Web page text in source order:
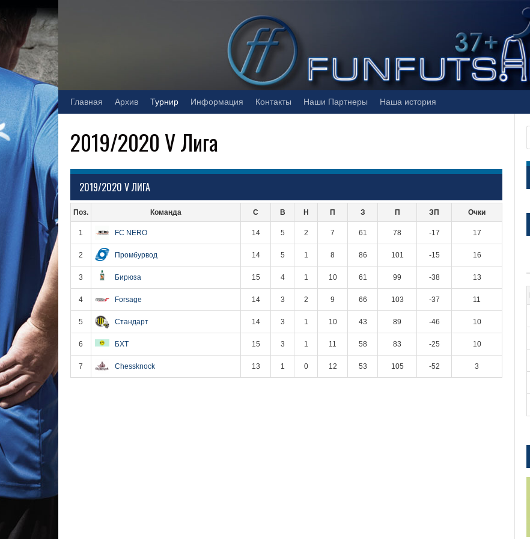
to
content
Главная Архив Турнир Информация Контакты Наши Партнеры Наша история
2019/2020 V Лига
2019/2020 V ЛИГА
Поз. Команда С В Н П З П ЗП Очки
1 FC NERO 14 5 2 7 61 78 -17 17
2 Промбурвод 14 5 1 8 86 101 -15 16
3 Бирюза 15 4 1 10 61 99 -38 13
4 Forsage 14 3 2 9 66 103 -37 11
5 Стандарт 14 3 1 10 43 89 -46 10
6 БХТ 15 3 1 11 58 83 -25 10
7 Chessknock 13 1 0 12 53 105 -52 3